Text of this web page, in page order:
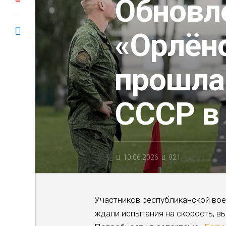
СССР в
10.06.2026 921
Участников республиканской
ждали испытания на скорость,